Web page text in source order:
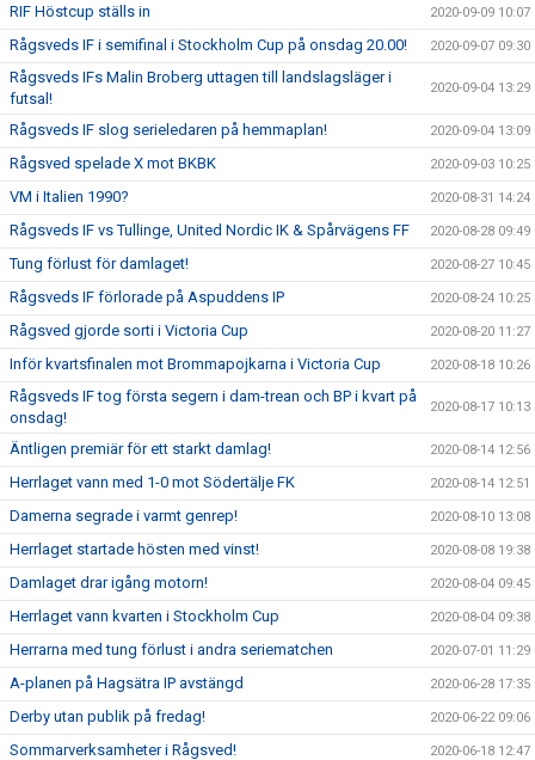
RIF Höstcup ställs in 2020-09-09 10:07
Rågsveds IF i semifinal i Stockholm Cup på onsdag 20.00! 2020-09-07 09:30
Rågsveds IFs Malin Broberg uttagen till landslagsläger i
futsal!
2020-09-04 13:29
Rågsveds IF slog serieledaren på hemmaplan! 2020-09-04 13:09
Rågsved spelade X mot BKBK 2020-09-03 10:25
VM i Italien 1990? 2020-08-31 14:24
Rågsveds IF vs Tullinge, United Nordic IK & Spårvägens FF 2020-08-28 09:49
Tung förlust för damlaget! 2020-08-27 10:45
Rågsveds IF förlorade på Aspuddens IP 2020-08-24 10:25
Rågsved gjorde sorti i Victoria Cup 2020-08-20 11:27
Inför kvartsfinalen mot Brommapojkarna i Victoria Cup 2020-08-18 10:26
Rågsveds IF tog första segern i dam-trean och BP i kvart på
onsdag!
2020-08-17 10:13
Äntligen premiär för ett starkt damlag! 2020-08-14 12:56
Herrlaget vann med 1-0 mot Södertälje FK 2020-08-14 12:51
Damerna segrade i varmt genrep! 2020-08-10 13:08
Herrlaget startade hösten med vinst! 2020-08-08 19:38
Damlaget drar igång motorn! 2020-08-04 09:45
Herrlaget vann kvarten i Stockholm Cup 2020-08-04 09:38
Herrarna med tung förlust i andra seriematchen 2020-07-01 11:29
A-planen på Hagsätra IP avstängd 2020-06-28 17:35
Derby utan publik på fredag! 2020-06-22 09:06
Sommarverksamheter i Rågsved! 2020-06-18 12:47